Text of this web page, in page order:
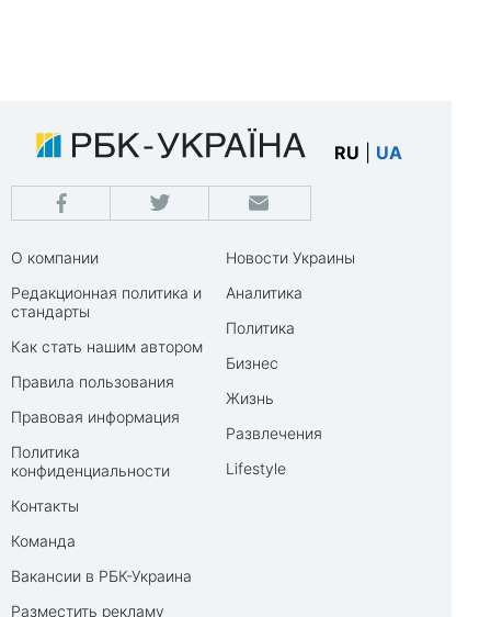
RU UA
О компании
Редакционная политика и
стандарты
Как стать нашим автором
Правила пользования
Правовая информация
Политика
конфиденциальности
Контакты
Команда
Вакансии в РБК-Украина
Разместить рекламу
Новости Украины
Аналитика
Политика
Бизнес
Жизнь
Развлечения
Lifestyle